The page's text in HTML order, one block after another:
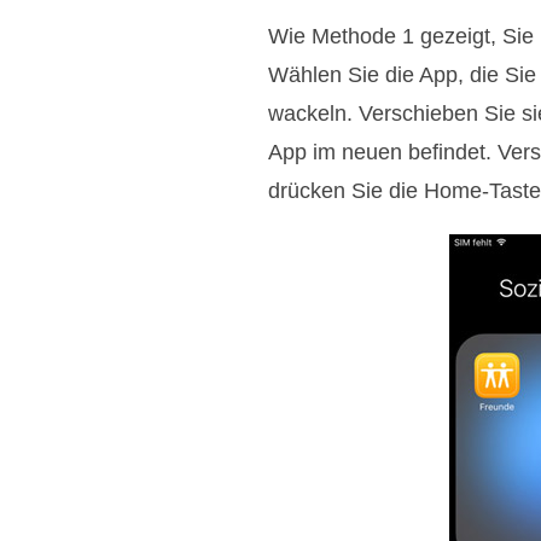
Wie Methode 1 gezeigt,
Wählen Sie die App, die
wackeln. Verschieben Sie
App im neuen befindet.
drücken Sie die Home-